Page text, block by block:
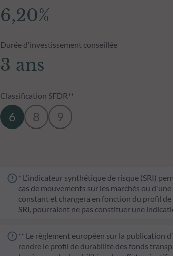
6,20%
Durée d'investissement conseillée
3 ans
Classification SFDR**
6 8 9
* L'indicateur synthétique de risque (SRI)
cas de mouvements sur les marchés ou
constant et changera en fonction du profil
SRI, pourraient ne pas constituer une
** Le règlement européen sur la publication
rendre le profil de durabilité des fonds